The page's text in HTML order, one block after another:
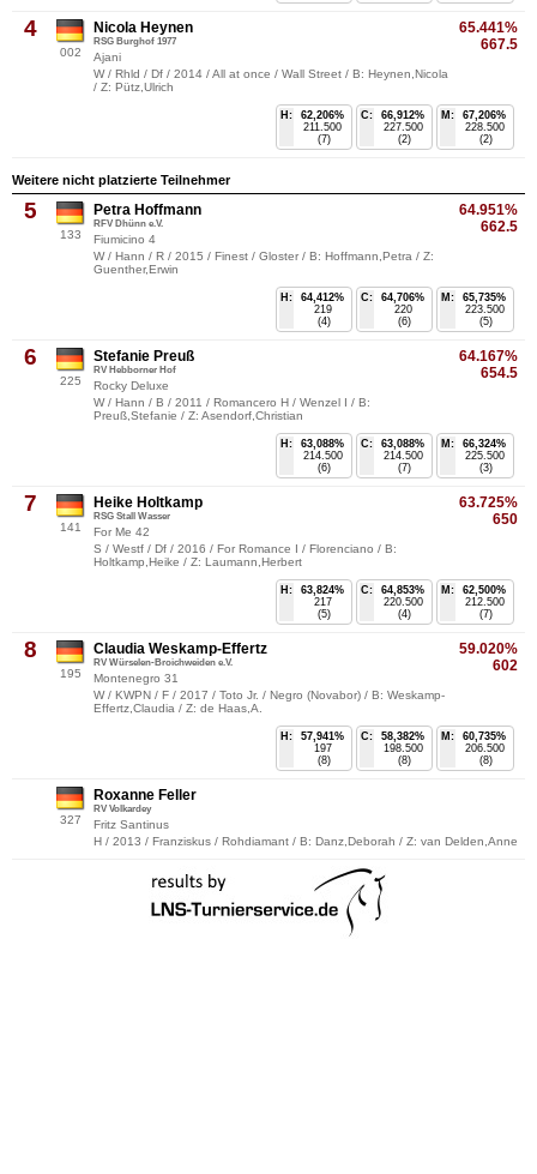
4
002
65.441%
667.5
Nicola Heynen
RSG Burghof 1977
Ajani
W / Rhld / Df / 2014 / All at once / Wall Street / B: Heynen,Nicola
/ Z: Pütz,Ulrich
M:
67,206%
228.500
(2)
C:
66,912%
227.500
(2)
H:
62,206%
211.500
(7)
Weitere nicht platzierte Teilnehmer
5
133
64.951%
662.5
Petra Hoffmann
RFV Dhünn e.V.
Fiumicino 4
W / Hann / R / 2015 / Finest / Gloster / B: Hoffmann,Petra / Z:
Guenther,Erwin
M:
65,735%
223.500
(5)
C:
64,706%
220
(6)
H:
64,412%
219
(4)
6
225
64.167%
654.5
Stefanie Preuß
RV Hebborner Hof
Rocky Deluxe
W / Hann / B / 2011 / Romancero H / Wenzel I / B:
Preuß,Stefanie / Z: Asendorf,Christian
M:
66,324%
225.500
(3)
C:
63,088%
214.500
(7)
H:
63,088%
214.500
(6)
7
141
63.725%
650
Heike Holtkamp
RSG Stall Wasser
For Me 42
S / Westf / Df / 2016 / For Romance I / Florenciano / B:
Holtkamp,Heike / Z: Laumann,Herbert
M:
62,500%
212.500
(7)
C:
64,853%
220.500
(4)
H:
63,824%
217
(5)
8
195
59.020%
602
Claudia Weskamp-Effertz
RV Würselen-Broichweiden e.V.
Montenegro 31
W / KWPN / F / 2017 / Toto Jr. / Negro (Novabor) / B: Weskamp-
Effertz,Claudia / Z: de Haas,A.
M:
60,735%
206.500
(8)
C:
58,382%
198.500
(8)
H:
57,941%
197
(8)
327
Roxanne Feller
RV Volkardey
Fritz Santinus
H / 2013 / Franziskus / Rohdiamant / B: Danz,Deborah / Z: van Delden,Anne